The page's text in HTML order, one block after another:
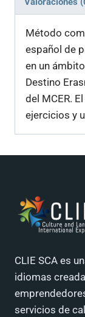
Método
español de
en un
Destino
del MCER.
ejercicios y
CLIE SCA es
idiomas
servicios de